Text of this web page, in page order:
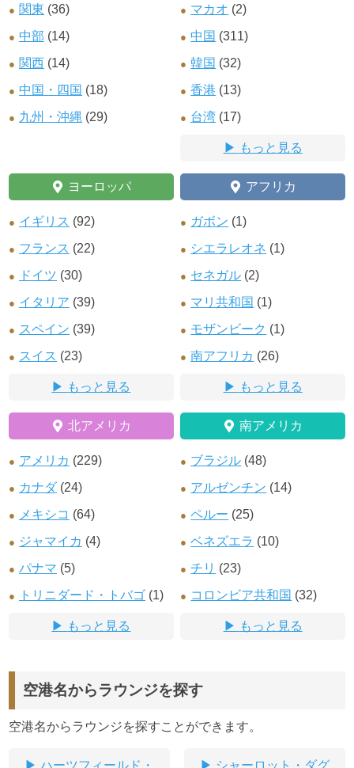
関東 (36)
中部 (14)
関西 (14)
中国・四国 (18)
九州・沖縄 (29)
マカオ (2)
中国 (311)
韓国 (32)
香港 (13)
台湾 (17)
もっと見る
ヨーロッパ
イギリス (92)
フランス (22)
ドイツ (30)
イタリア (39)
スペイン (39)
スイス (23)
もっと見る
アフリカ
ガボン (1)
シエラレオネ (1)
セネガル (2)
マリ共和国 (1)
モザンビーク (1)
南アフリカ (26)
もっと見る
北アメリカ
アメリカ (229)
カナダ(24)
メキシコ (64)
ジャマイカ (4)
パナマ (5)
トリニダード・トバゴ (1)
もっと見る
南アメリカ
ブラジル (48)
アルゼンチン (14)
ペルー (25)
ベネズエラ (10)
チリ (23)
コロンビア共和国 (32)
もっと見る
空港名からラウンジを探す
空港名からラウンジを探すことができます。